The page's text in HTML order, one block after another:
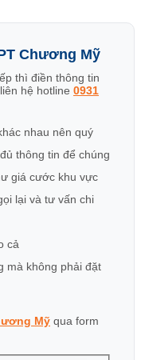
Chương Mỹ
thì điền thông tin
hệ hotline 0931
nhau nên quý
thông tin để chúng
giá cước khu vực
lại và tư vấn chi
cả
mà không phải đặt
Mỹ qua form